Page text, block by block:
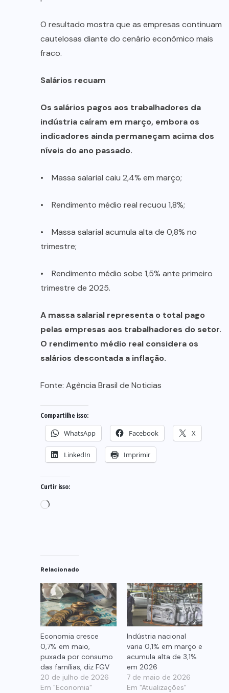
O resultado mostra que as empresas continuam
cautelosas diante do cenário econômico mais
fraco.
Salários recuam
Os salários pagos aos trabalhadores da
indústria caíram em março, embora os
indicadores ainda permaneçam acima dos
níveis do ano passado.
• Massa salarial caiu 2,4% em março;
• Rendimento médio real recuou 1,8%;
• Massa salarial acumula alta de 0,8% no
trimestre;
• Rendimento médio sobe 1,5% ante primeiro
trimestre de 2025.
A massa salarial representa o total pago
pelas empresas aos trabalhadores do setor.
O rendimento médio real considera os
salários descontada a inflação.
Fonte: Agência Brasil de Noticias
Compartilhe isso:
WhatsApp Facebook X
LinkedIn Imprimir
Curtir isso:
Carregando...
Relacionado
Economia cresce
0,7% em maio,
puxada por consumo
das famílias, diz FGV
20 de julho de 2026
Em "Economia"
Indústria nacional
varia 0,1% em março e
acumula alta de 3,1%
em 2026
7 de maio de 2026
Em "Atualizações"